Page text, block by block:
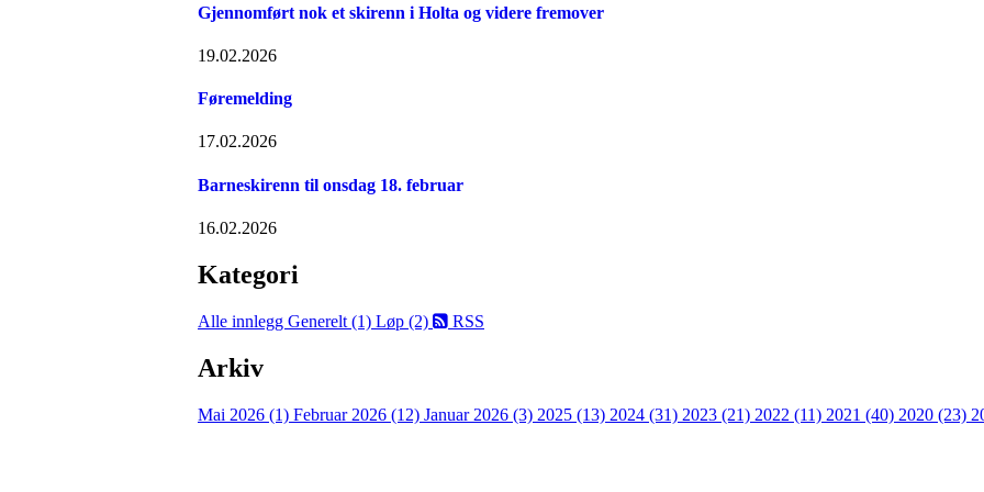
Gjennomført nok et skirenn i Holta og videre fremover
19.02.2026
Føremelding
17.02.2026
Barneskirenn til onsdag 18. februar
16.02.2026
Kategori
Alle innlegg Generelt (1) Løp (2) RSS
Arkiv
Mai 2026 (1) Februar 2026 (12) Januar 2026 (3) 2025 (13) 2024 (31) 2023 (21) 2022 (11) 2021 (40) 2020 (23)